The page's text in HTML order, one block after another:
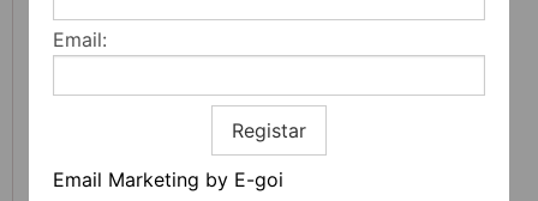
Email:
Registar
Email Marketing by E-goi